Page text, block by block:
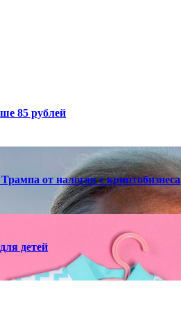
85 рублей
от налогов с криптобизнеса
детей